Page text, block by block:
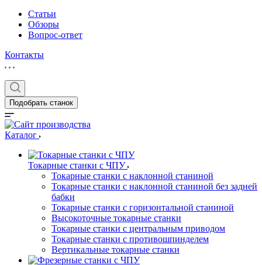
Статьи
Обзоры
Вопрос-ответ
Контакты
Подобрать станок
Каталог
Токарные станки с ЧПУ
Токарные станки с наклонной станиной
Токарные станки с наклонной станиной без задней
бабки
Токарные станки с горизонтальной станиной
Высокоточные токарные станки
Токарные станки с центральным приводом
Токарные станки с противошпинделем
Вертикальные токарные станки